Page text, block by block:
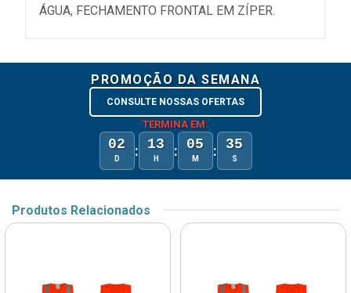
ÁGUA, FECHAMENTO FRONTAL EM ZÍPER.
PROMOÇÃO DA SEMANA
CONSULTE NOSSAS OFERTAS
TERMINA EM:
02
D : 13
H : 05
M : 35
S
Produtos Relacionados